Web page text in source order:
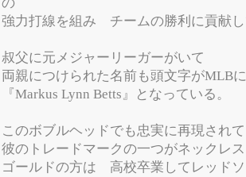
の
強力打線を組み チームの勝利に貢献
叔父に元メジャーリーガーがいて
両親につけられた名前も頭文字がMLB
『Markus Lynn Betts』となっている。
このボブルヘッドでも忠実に再現され
彼のトレードマークの一つがネックレ
ゴールドの方は 高校卒業してレッド